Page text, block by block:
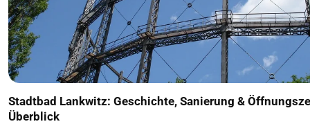
Stadtbad Lankwitz: Geschichte, Sanierung &
Überblick